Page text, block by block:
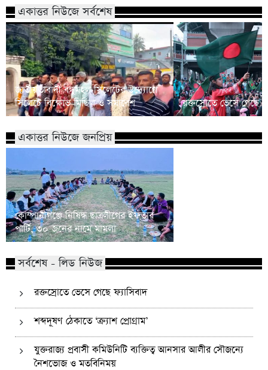
একাত্তর নিউজে সর্বশেষ
জাতীয়তাবাদী বন্ধুমহল সিলেটের উদ্যোগে
সিলেটে বিক্ষোভ মিছিল ও সমাবেশ
রক্তস্রোতে ভেসে গেছে
একাত্তর নিউজে জনপ্রিয়
কোম্পানীগঞ্জে নিষিদ্ধ ছাত্রলীগের ইফতার
পার্টি, ৩০ জনের নামে মামলা
সর্বশেষ - লিড নিউজ
রক্তস্রোতে ভেসে গেছে ফ্যাসিবাদ
শব্দদূষণ ঠেকাতে ‘ক্র্যাশ প্রোগ্রাম’
যুক্তরাজ্য প্রবাসী কমিউনিটি ব্যক্তিত্ব আনসার আলীর সৌজন্যে
নৈশভোজ ও মতবিনিময়